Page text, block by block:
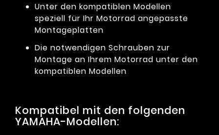
Unter den kompatiblen Modellen
speziell für Ihr Motorrad angepasste
Montageplatten
Die notwendigen Schrauben zur
Montage an Ihrem Motorrad unter den
kompatiblen Modellen
Kompatibel mit den folgenden
YAMAHA-Modellen: